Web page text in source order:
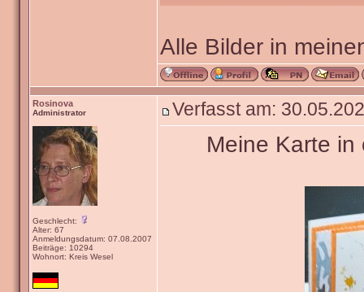
Alle Bilder in
Rosinova
Administrator
Geschlecht:
Alter: 67
Anmeldungsdatum: 07.08.2007
Beiträge: 10294
Wohnort: Kreis Wesel
Verfasst am:
Meine Karte